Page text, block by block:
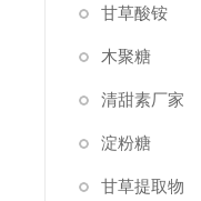
甘草酸铵
木聚糖
清甜素厂家
淀粉糖
甘草提取物